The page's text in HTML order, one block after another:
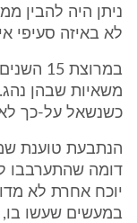
ניתן היה להבין
לא באיזה סעיפי
משאיות שבהן
כשנשאל על-כך
הנתבעת טוענת
דומה שהתערבבו
יוכח אחרת לא
במעשים שעשו בו,